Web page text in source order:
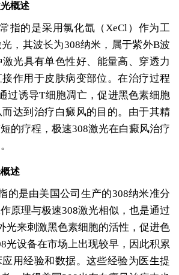
概述
指的是采用氯化氙（XeCl）作为工
，其波长为308纳米，属于紫外B波
光具有单色性好、能量高、穿透力
作用于皮肤病变部位。在治疗过程
过诱导T细胞凋亡，促进黑色素细胞
达到治疗白癜风的目的。由于其精
的疗程，极速308激光在白癜风治疗
述
的是由美国公司生产的308纳米准分
原理与极速308激光相似，也是通过
光来刺激黑色素细胞的活性，促进色
光设备在市场上出现较早，因此积累
用经验和数据。这些经验为医生提